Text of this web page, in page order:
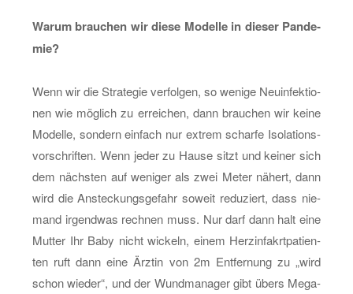
Warum brau­chen wir diese Mo­del­le in die­ser Pan­de­
mie?
Wenn wir die Stra­te­gie ver­fol­gen, so we­ni­ge Neu­in­fek­tio­
nen wie mög­lich zu er­rei­chen, dann brau­chen wir keine
Mo­del­le, son­dern ein­fach nur ex­trem schar­fe Iso­la­ti­ons­
vor­schrif­ten. Wenn jeder zu Hause sitzt und kei­ner sich
dem nächs­ten auf we­ni­ger als zwei Meter nä­hert, dann
wird die An­ste­ckungs­ge­fahr so­weit re­du­ziert, dass nie­
mand ir­gend­was rech­nen muss. Nur darf dann halt eine
Mut­ter Ihr Baby nicht wi­ckeln, einem Herz­in­fa­krt­pa­ti­en­
ten ruft dann eine Ärz­tin von 2m Ent­fer­nung zu „wird
schon wie­der“, und der Wund­ma­na­ger gibt übers Me­ga­